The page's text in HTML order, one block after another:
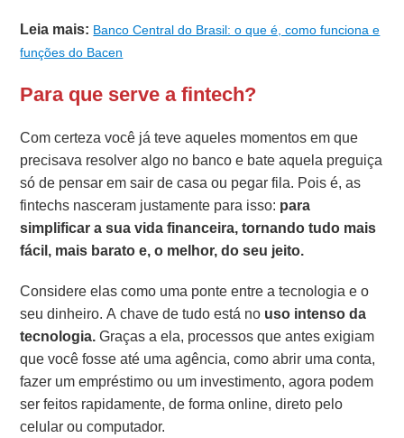
Leia mais: Banco Central do Brasil: o que é, como funciona e
funções do Bacen
Para que serve a fintech?
Com certeza você já teve aqueles momentos em que
precisava resolver algo no banco e bate aquela preguiça
só de pensar em sair de casa ou pegar fila. Pois é, as
fintechs nasceram justamente para isso: para
simplificar a sua vida financeira, tornando tudo mais
fácil, mais barato e, o melhor, do seu jeito.
Considere elas como uma ponte entre a tecnologia e o
seu dinheiro. A chave de tudo está no uso intenso da
tecnologia.Graças a ela, processos que antes exigiam
que você fosse até uma agência, como abrir uma conta,
fazer um empréstimo ou um investimento, agora podem
ser feitos rapidamente, de forma online, direto pelo
celular ou computador.